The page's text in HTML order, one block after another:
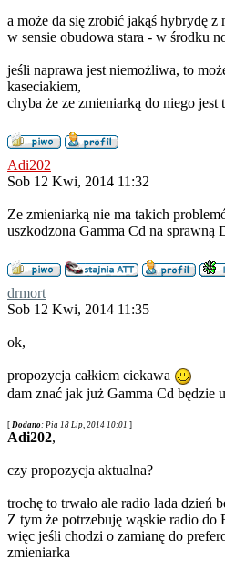
a może da się zrobić jakąś hybrydę
w sensie obudowa stara - w środku
jeśli naprawa jest niemożliwa, to
kaseciakiem,
chyba że ze zmieniarką do niego jest
Adi202
Sob 12 Kwi, 2014 11:32
Ze zmieniarką nie ma takich
uszkodzona Gamma Cd na sprawną
drmort
Sob 12 Kwi, 2014 11:35
ok,
propozycja całkiem ciekawa
dam znać jak już Gamma Cd będzie
[ Dodano: Pią 18 Lip, 2014 10:01 ]
Adi202,
czy propozycja aktualna?
trochę to trwało ale radio lada dzień
Z tym że potrzebuję wąskie radio do
więc jeśli chodzi o zamianę do
zmieniarka